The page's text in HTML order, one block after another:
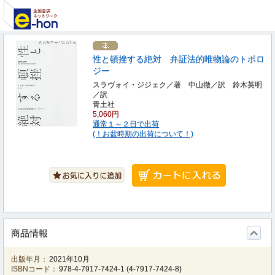
性と頓挫する絶対 弁証法的唯物論のトポロ
ジー
スラヴォイ・ジジェク／著 中山徹／訳 鈴木英明
／訳
青土社
5,060円
通常１～２日で出荷
(！お盆時期の出荷について！)
商品情報
出版年月： 2021年10月
ISBNコード： 978-4-7917-7424-1 (4-7917-7424-8)